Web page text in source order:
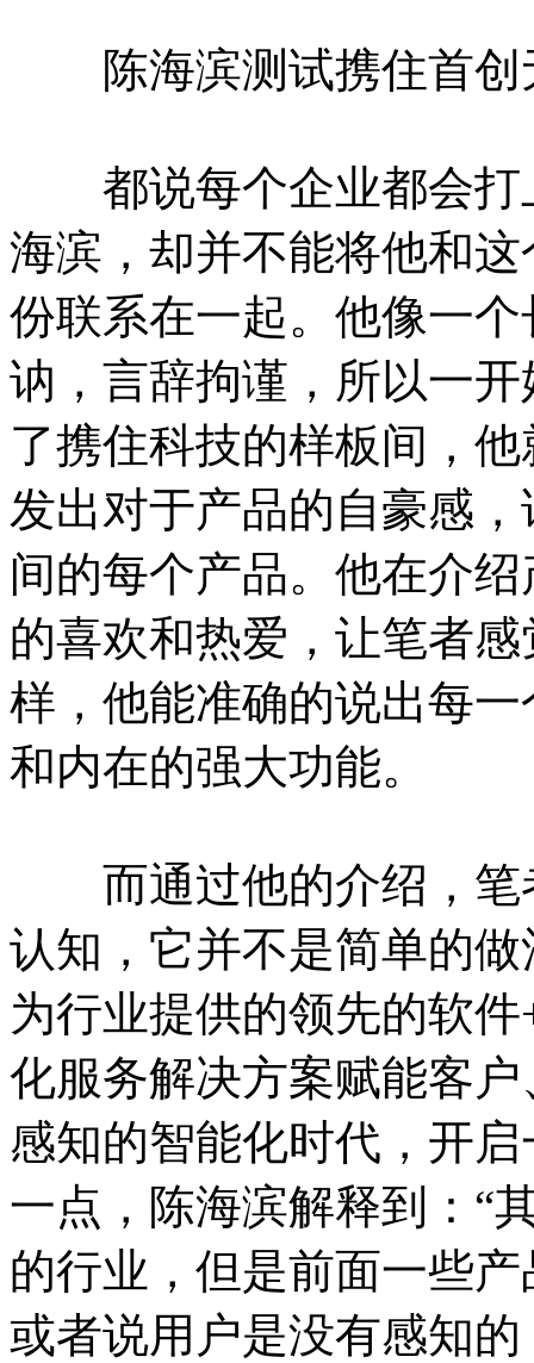
陈海滨测试携住首创
都说每个企业都会打
海滨，却并不能将他和
份联系在一起。他像一
讷，言辞拘谨，所以一
了携住科技的样板间，
发出对于产品的自豪感
间的每个产品。他在介
的喜欢和热爱，让笔者
样，他能准确的说出每
和内在的强大功能。
而通过他的介绍，笔
认知，它并不是简单的
为行业提供的领先的软
化服务解决方案赋能客
感知的智能化时代，开
一点，陈海滨解释到：“
的行业，但是前面一些
或者说用户是没有感知